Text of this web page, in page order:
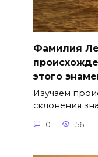
Фамилия
этого
Изучаем
склонения
0 56